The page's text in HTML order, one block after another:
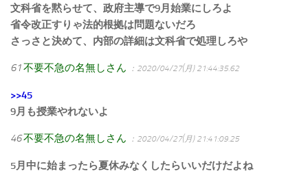
文科省を黙らせて、政府主導で9月始業にしろよ
省令改正すりゃ法的根拠は問題ないだろ
さっさと決めて、内部の詳細は文科省で処理しろや
61不要不急の名無しさん ：2020/04/27(月) 21:44:35.62
>>45
9月も授業やれないよ
46不要不急の名無しさん ：2020/04/27(月) 21:41:09.25
5月中に始まったら夏休みなくしたらいいだけだよね